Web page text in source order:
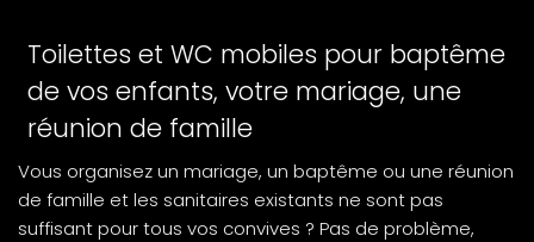
Toilettes et WC mobiles pour baptême
de vos enfants, votre mariage, une
réunion de famille
Vous organisez un mariage, un baptême ou une réunion
de famille et les sanitaires existants ne sont pas
suffisant pour tous vos convives ? Pas de problème,